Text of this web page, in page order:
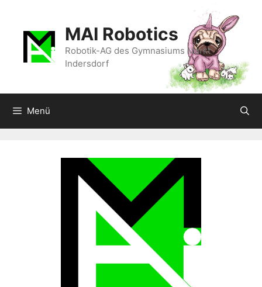
springen
MAI Robotics
Robotik-AG des Gymnasiums Markt
Indersdorf
Menü